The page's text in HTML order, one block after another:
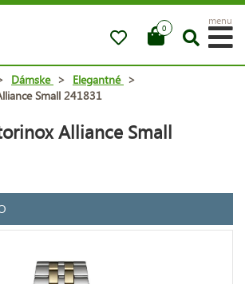
0
menu
Dámske > Elegantné >
Small 241831
Alliance Small